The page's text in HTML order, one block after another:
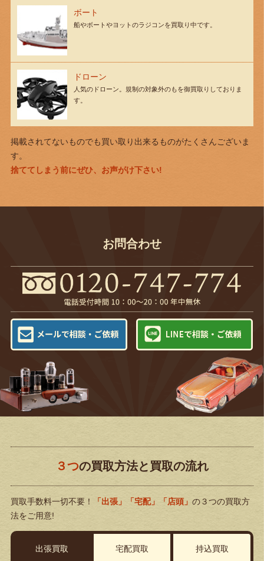
ボート
船やボートやヨットのラジコンを買取り中です。
ドローン
人気のドローン。規制の対象外のもを御買取りしておりま
す。
掲載されてないものでも買い取り出来るものがたくさんございま
す。
捨ててしまう前にぜひ、お声がけ下さい!
お問合わせ
３つの買取方法と買取の流れ
買取手数料一切不要！ 「出張」「宅配」「店頭」 の３つの買取方
法をご用意!
出張買取 宅配買取 持込買取